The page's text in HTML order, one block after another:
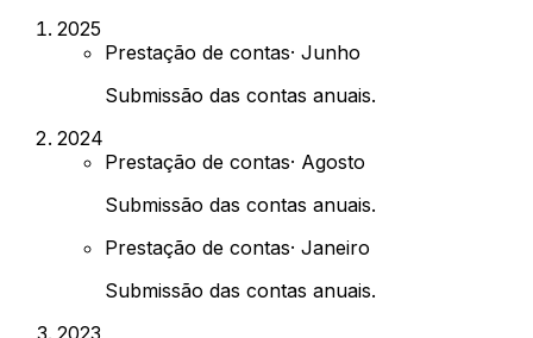
2025
Prestação de contas· Junho
Submissão das contas anuais.
2024
Prestação de contas· Agosto
Submissão das contas anuais.
Prestação de contas· Janeiro
Submissão das contas anuais.